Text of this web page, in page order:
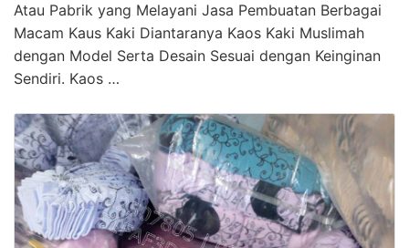
Atau Pabrik yang Melayani Jasa Pembuatan Berbagai
Macam Kaus Kaki Diantaranya Kaos Kaki Muslimah
dengan Model Serta Desain Sesuai dengan Keinginan
Sendiri. Kaos …